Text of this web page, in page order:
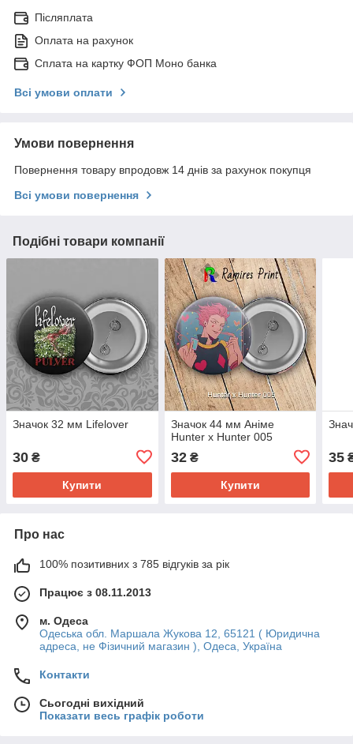
Післяплата
Оплата на рахунок
Сплата на картку ФОП Моно банка
Всі умови оплати
Умови повернення
Повернення товару впродовж 14 днів за рахунок покупця
Всі умови повернення
Подібні товари компанії
Значок 32 мм Lifelover
30 ₴
Купити
Значок 44 мм Аніме
Hunter x Hunter 005
32₴
Купити
35
Про нас
100% позитивних з 785 відгуків за рік
Працює з 08.11.2013
м. Одеса
Одеська обл. Маршала Жукова 12, 65121 ( Юридична
адреса, не Фізичний магазин ), Одеса, Україна
Контакти
Сьогодні вихідний
Показати весь графік роботи